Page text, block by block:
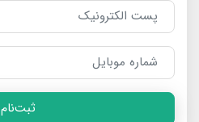
ثبت‌نام